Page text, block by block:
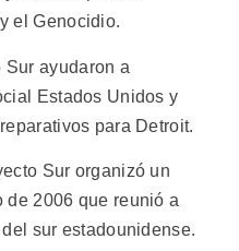
el Genocidio.
Sur ayudaron a
Estados Unidos y
para Detroit.
Sur organizó un
2006 que reunió a
sur estadounidense.